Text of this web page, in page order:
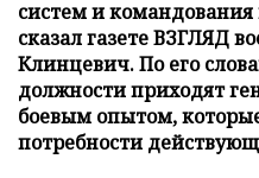
систем и
сказал газете ВЗГЛЯД
Клинцевич. По его
должности приходят
боевым опытом,
потребности